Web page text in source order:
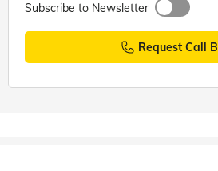
Subscribe to Newsletter
Request Call